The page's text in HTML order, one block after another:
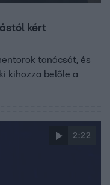
kért
tanácsát, és
kihozza belőle a
2:22